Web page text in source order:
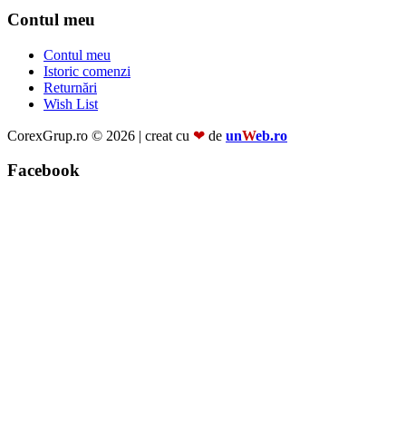
Contul meu
Contul meu
Istoric comenzi
Returnări
Wish List
CorexGrup.ro © 2026 | creat cu ❤ de unWeb.ro
Facebook